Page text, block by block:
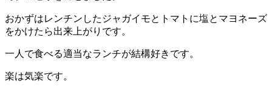
おかずはレンチンしたジャガイモとトマトに塩とマヨネーズ
をかけたら出来上がりです。
一人で食べる適当なランチが結構好きです。
楽は気楽です。